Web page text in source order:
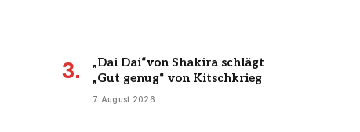
„Dai Dai“von Shakira schlägt
„Gut genug“ von Kitschkrieg
7 August 2026